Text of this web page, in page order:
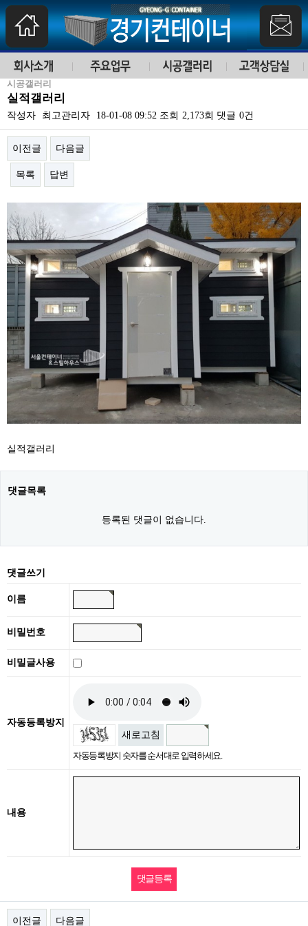
시공갤러리
실적갤러리
작성자 최고관리자 18-01-08 09:52 조회 2,173회 댓글 0건
이전글 다음글
목록 답변
실적갤러리
댓글목록
등록된 댓글이 없습니다.
댓글쓰기
이름
비밀번호
비밀글사용
자동등록방지
새로고침
자동등록방지 숫자를 순서대로 입력하세요.
내용
이전글 다음글